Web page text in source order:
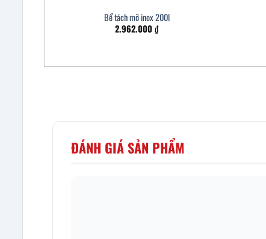
Bể tách mỡ inox 200l
2.962.000₫
ĐÁNH GIÁ SẢN PHẨM